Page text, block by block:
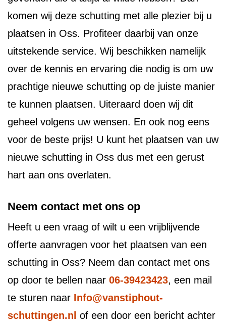
komen wij deze schutting met alle plezier bij u
plaatsen in Oss. Profiteer daarbij van onze
uitstekende service. Wij beschikken namelijk
over de kennis en ervaring die nodig is om uw
prachtige nieuwe schutting op de juiste manier
te kunnen plaatsen. Uiteraard doen wij dit
geheel volgens uw wensen. En ook nog eens
voor de beste prijs! U kunt het plaatsen van uw
nieuwe schutting in Oss dus met een gerust
hart aan ons overlaten.
Neem contact met ons op
Heeft u een vraag of wilt u een vrijblijvende
offerte aanvragen voor het plaatsen van een
schutting in Oss? Neem dan contact met ons
op door te bellen naar 06-39423423, een mail
te sturen naar Info@vanstiphout-
schuttingen.nl of een door een bericht achter